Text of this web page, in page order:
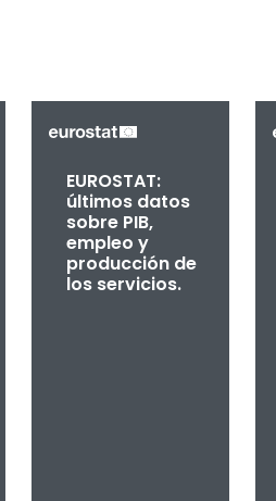
EUROSTAT:
últimos datos
sobre PIB,
empleo y
producción de
los servicios.